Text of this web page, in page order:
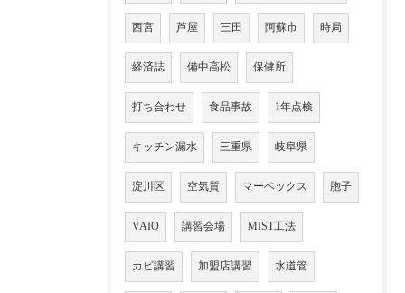
西宮 芦屋 三田 阿蘇市 時局
経済誌 備中高松 保健所
打ち合わせ 食品事故 1年点検
キッチン漏水 三重県 岐阜県
淀川区 空気質 マーベックス 胞子
VAIO 講習会場 MIST工法
カビ講習 加盟店講習 水道管